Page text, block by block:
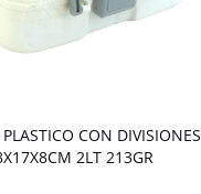
CON DIVISIONES
2LT 213GR